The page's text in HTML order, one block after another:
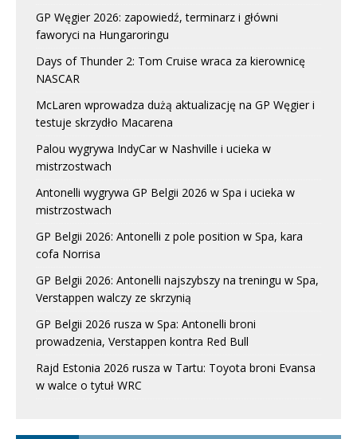
GP Węgier 2026: zapowiedź, terminarz i główni
faworyci na Hungaroringu
Days of Thunder 2: Tom Cruise wraca za kierownicę
NASCAR
McLaren wprowadza dużą aktualizację na GP Węgier i
testuje skrzydło Macarena
Palou wygrywa IndyCar w Nashville i ucieka w
mistrzostwach
Antonelli wygrywa GP Belgii 2026 w Spa i ucieka w
mistrzostwach
GP Belgii 2026: Antonelli z pole position w Spa, kara
cofa Norrisa
GP Belgii 2026: Antonelli najszybszy na treningu w Spa,
Verstappen walczy ze skrzynią
GP Belgii 2026 rusza w Spa: Antonelli broni
prowadzenia, Verstappen kontra Red Bull
Rajd Estonia 2026 rusza w Tartu: Toyota broni Evansa
w walce o tytuł WRC